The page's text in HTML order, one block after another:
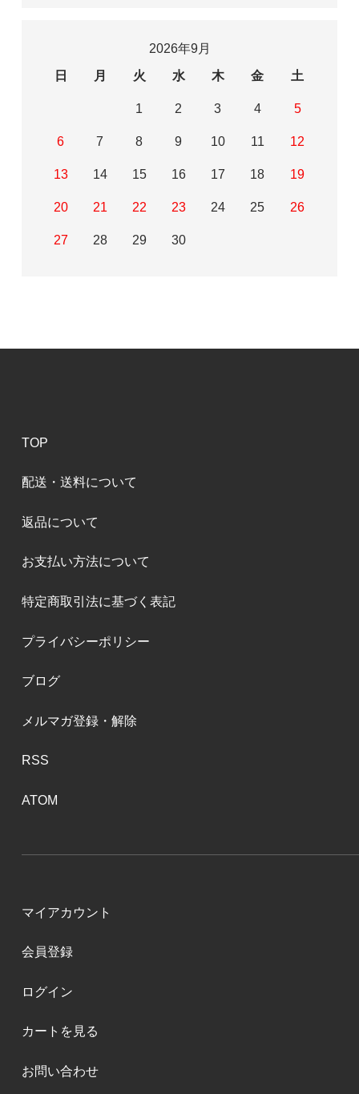
2026年9月
日
月 火 水 木 金 土
1 2 3 4 5
6 7 8 9 10 11 12
13 14 15 16 17 18 19
20 21 22 23 24 25 26
27 28 29 30
TOP
配送・送料について
返品について
お支払い方法について
特定商取引法に基づく表記
プライバシーポリシー
ブログ
メルマガ登録・解除
RSS
ATOM
マイアカウント
会員登録
ログイン
カートを見る
お問い合わせ